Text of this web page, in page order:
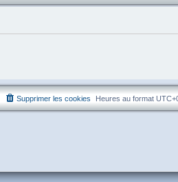
Heures au format
Supprimer les cookies